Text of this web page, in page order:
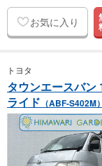
お気に入り
トヨタ
タウンエースバン
ライド （ABF-S402M）